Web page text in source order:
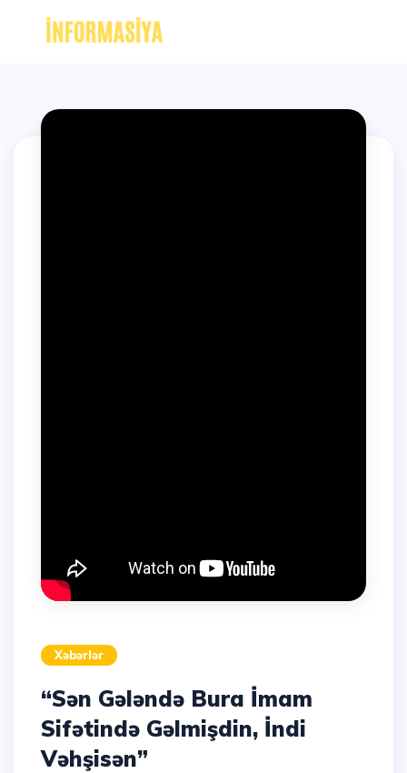
Xəbərlər
“Sən Gələndə Bura İmam
Sifətində Gəlmişdin, İndi
Vəhşisən”